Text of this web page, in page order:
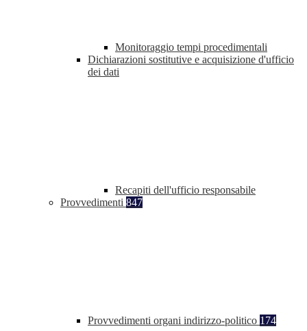
Monitoraggio tempi procedimentali
Dichiarazioni sostitutive e acquisizione d'ufficio
dei dati
Recapiti dell'ufficio responsabile
Provvedimenti 847
Provvedimenti organi indirizzo-politico 174